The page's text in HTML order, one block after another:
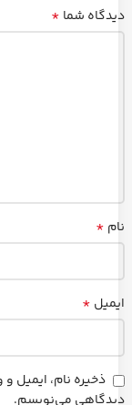
دیدگاه شما *
نام *
ایمیل *
ذخیره نام، ایمیل
دیدگاهی می‌نویسم.